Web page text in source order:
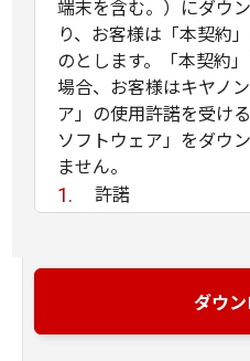
端末を含む。）にダウ
り、お客様は「本契約
のとします。「本契約
場合、お客様はキヤノ
ア」の使用許諾を受け
ソフトウェア」をダウ
ません。
許諾
(1) お客様は、「
（スマートフォン
む。）を経由して
ダウ